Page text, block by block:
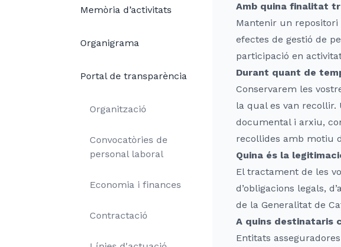
Memòria d’activitats
Organigrama
Portal de transparència
Organització
Convocatòries de
personal laboral
Economia i finances
Contractació
Amb quina finalitat
Mantenir un repositori
efectes de gestió de
participació en
Durant quant de
Conservarem les
la qual es van recollir.
documental i arxiu,
recollides amb motiu
Quina és la
El tractament de les
d’obligacions legals,
de la Generalitat de
A quins destinataris
Entitats asseguradores